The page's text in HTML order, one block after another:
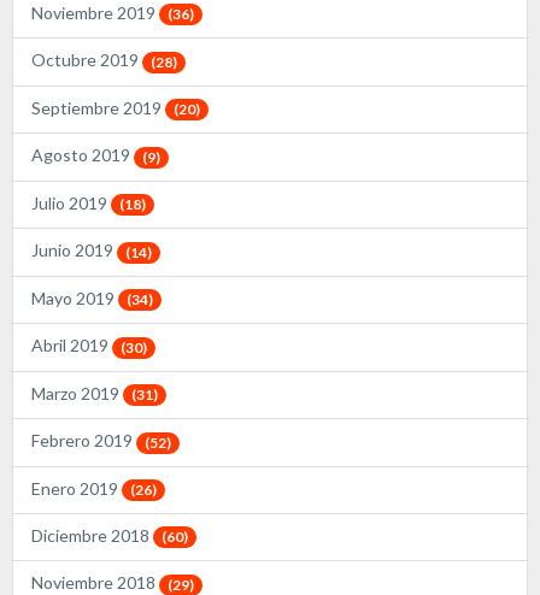
Noviembre 2019 (36)
Octubre 2019 (28)
Septiembre 2019 (20)
Agosto 2019 (9)
Julio 2019 (18)
Junio 2019 (14)
Mayo 2019 (34)
Abril 2019 (30)
Marzo 2019 (31)
Febrero 2019 (52)
Enero 2019 (26)
Diciembre 2018 (60)
Noviembre 2018 (29)